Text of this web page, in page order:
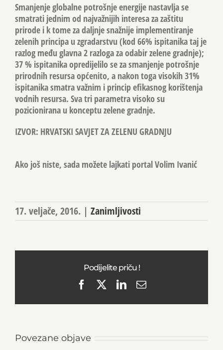
Smanjenje globalne potrošnje energije nastavlja se
smatrati jednim od najvažnijih interesa za zaštitu
prirode i k tome za daljnje snažnije implementiranje
zelenih principa u zgradarstvu (kod 66% ispitanika taj je
razlog među glavna 2 razloga za odabir zelene gradnje);
37 % ispitanika opredijelilo se za smanjenje potrošnje
prirodnih resursa općenito, a nakon toga visokih 31%
ispitanika smatra važnim i princip efikasnog korištenja
vodnih resursa. Sva tri parametra visoko su
pozicionirana u konceptu zelene gradnje.
IZVOR: HRVATSKI SAVJET ZA ZELENU GRADNJU
Ako još niste, sada možete lajkati portal Volim Ivanić
17. veljače, 2016. | Zanimljivosti
Podijelite priču !
FacebookLinkedIn
Email
Povezane objave